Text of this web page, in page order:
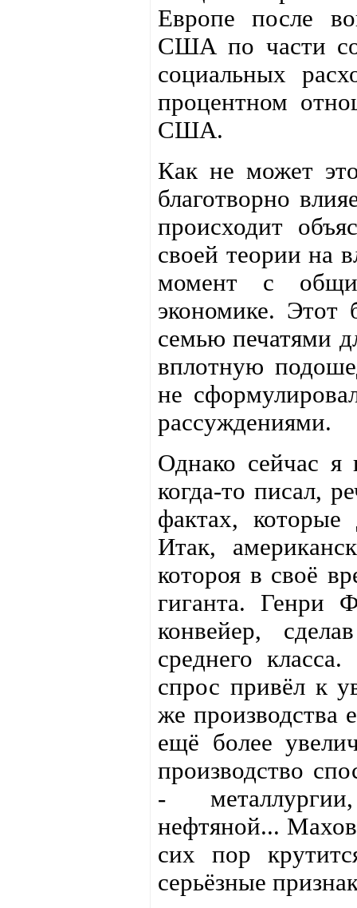
Европе после
США по части
социальных
процентном
США.
Как не может
благотворно
происходит
своей теории на
момент с
экономике. Этот
семью печатями
вплотную
не
рассуждениями.
Однако сейчас я
когда-то писал,
фактах,
Итак,
котороя в своё
гиганта. Генри
конвейер,
среднего
спрос привёл к
же производства
ещё более
производство
-
нефтяной...
сих пор
серьёзные